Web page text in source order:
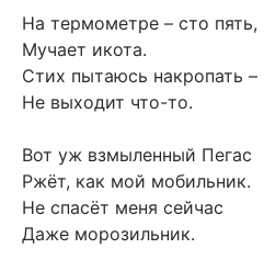
На термометре – сто пять,
Мучает икота.
Стих пытаюсь накропать –
Не выходит что-то.
Вот уж взмыленный Пегас
Ржёт, как мой мобильник.
Не спасёт меня сейчас
Даже морозильник.